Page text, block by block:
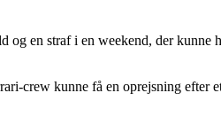
en straf i en weekend, der
crew kunne få en oprejsning efter